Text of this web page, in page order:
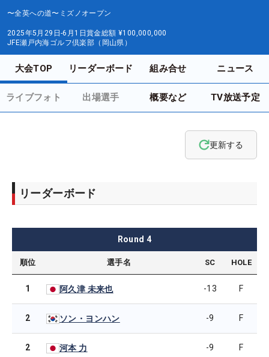
〜全英への道〜ミズノオープン
2025年5月29日-6月1日賞金総額 ¥100,000,000
JFE瀬戸内海ゴルフ倶楽部（岡山県）
大会TOP リーダーボード 組み合せ ニュース
ライブフォト 出場選手 概要など TV放送予定
更新する
リーダーボード
Round 4
順位 選手名 SC HOLE
1 阿久津 未来也 -13 F
2 ソン・ヨンハン -9 F
2 河本 力 -9 F